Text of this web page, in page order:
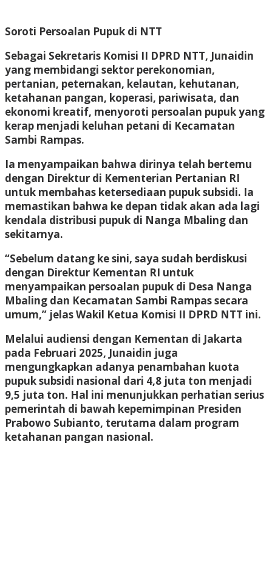
Soroti Persoalan Pupuk di NTT
Sebagai Sekretaris Komisi II DPRD NTT, Junaidin
yang membidangi sektor perekonomian,
pertanian, peternakan, kelautan, kehutanan,
ketahanan pangan, koperasi, pariwisata, dan
ekonomi kreatif, menyoroti persoalan pupuk yang
kerap menjadi keluhan petani di Kecamatan
Sambi Rampas.
Ia menyampaikan bahwa dirinya telah bertemu
dengan Direktur di Kementerian Pertanian RI
untuk membahas ketersediaan pupuk subsidi. Ia
memastikan bahwa ke depan tidak akan ada lagi
kendala distribusi pupuk di Nanga Mbaling dan
sekitarnya.
“Sebelum datang ke sini, saya sudah berdiskusi
dengan Direktur Kementan RI untuk
menyampaikan persoalan pupuk di Desa Nanga
Mbaling dan Kecamatan Sambi Rampas secara
umum,” jelas Wakil Ketua Komisi II DPRD NTT ini.
Melalui audiensi dengan Kementan di Jakarta
pada Februari 2025, Junaidin juga
mengungkapkan adanya penambahan kuota
pupuk subsidi nasional dari 4,8 juta ton menjadi
9,5 juta ton. Hal ini menunjukkan perhatian serius
pemerintah di bawah kepemimpinan Presiden
Prabowo Subianto, terutama dalam program
ketahanan pangan nasional.